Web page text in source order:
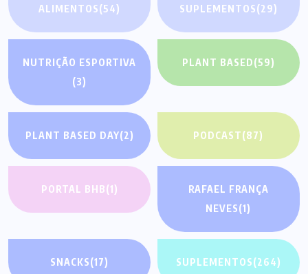
ALIMENTOS(54)
SUPLEMENTOS(29)
NUTRIÇÃO ESPORTIVA
(3)
PLANT BASED(59)
PLANT BASED DAY(2) PODCAST(87)
PORTAL BHB(1)
RAFAEL FRANÇA
NEVES(1)
SNACKS(17) SUPLEMENTOS(264)